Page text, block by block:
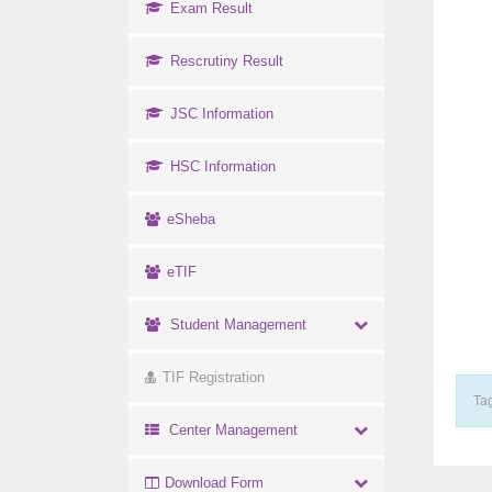
Exam Result
Rescrutiny Result
JSC Information
HSC Information
eSheba
eTIF
Student Management
TIF Registration
Center Management
Download Form